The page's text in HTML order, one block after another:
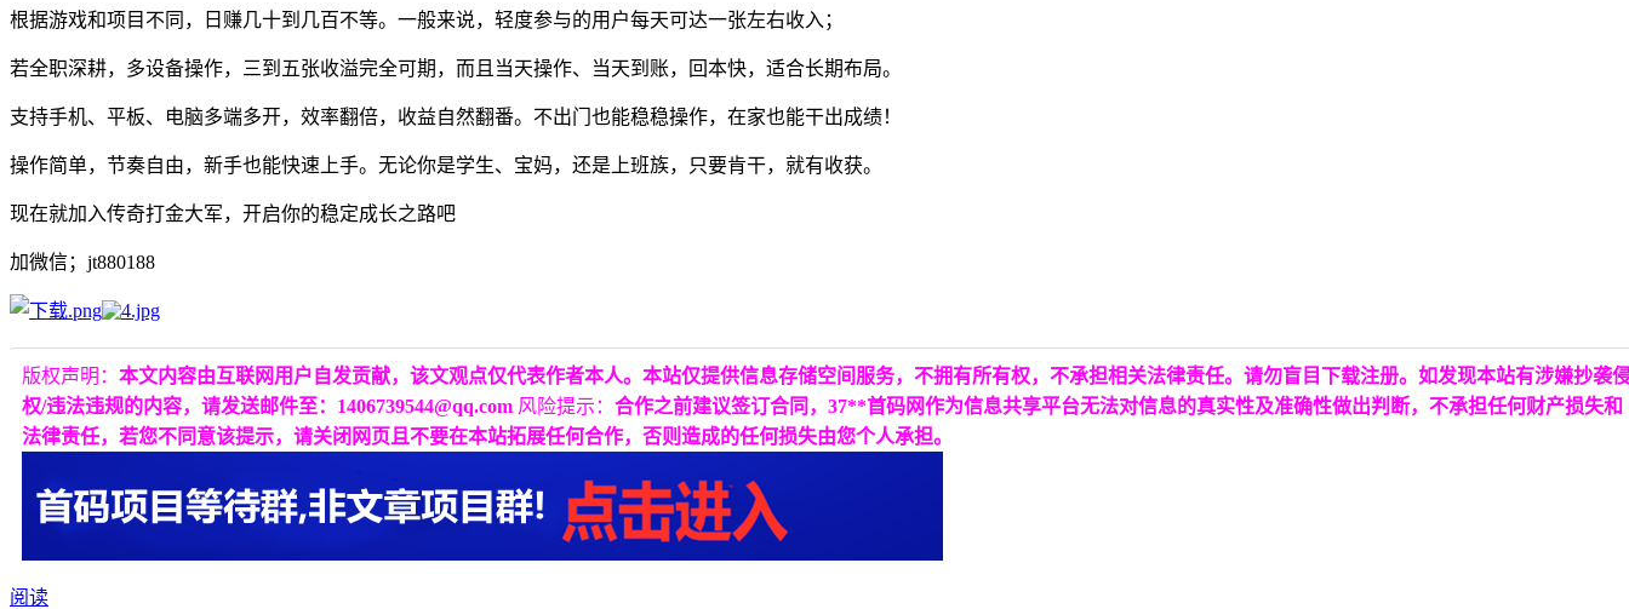
根据游戏和项目不同，日赚几十到几百不等。一般来说，轻度参与的用户每天可达一张左右收入；
若全职深耕，多设备操作，三到五张收溢完全可期，而且当天操作、当天到账，回本快，适合长期布局。
支持手机、平板、电脑多端多开，效率翻倍，收益自然翻番。不出门也能稳稳操作，在家也能干出成绩！
操作简单，节奏自由，新手也能快速上手。无论你是学生、宝妈，还是上班族，只要肯干，就有收获。
现在就加入传奇打金大军，开启你的稳定成长之路吧
加微信；jt880188
版权声明： 本文内容由互联网用户自发贡献，该文观点仅代表作者本人。本站仅提供信息存储空间服务，不拥有所有权，不承担相关法律责任。请勿盲目下载注册。如发现本站有涉嫌抄袭
权/违法违规的内容，请发送邮件至：1406739544@qq.com 风险提示： 合作之前建议签订合同，37**首码网作为信息共享平台无法对信息的真实性及准确性做出判断，不承担任何财产损失和
法律责任，若您不同意该提示，请关闭网页且不要在本站拓展任何合作，否则造成的任何损失由您个人承担。
阅读